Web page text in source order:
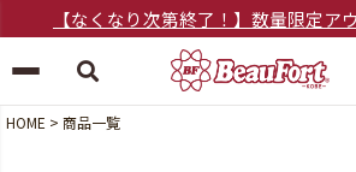
【なくなり次第終了！】数量限定ア
HOME 商品一覧